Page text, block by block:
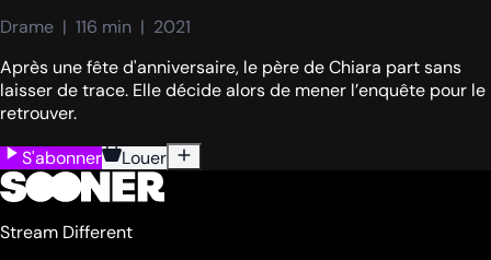
Drame  |  116 min  |  2021
Après une fête d'anniversaire, le père de Chiara part sans
laisser de trace. Elle décide alors de mener l’enquête pour le
retrouver.
S'abonner
Louer
Stream Different